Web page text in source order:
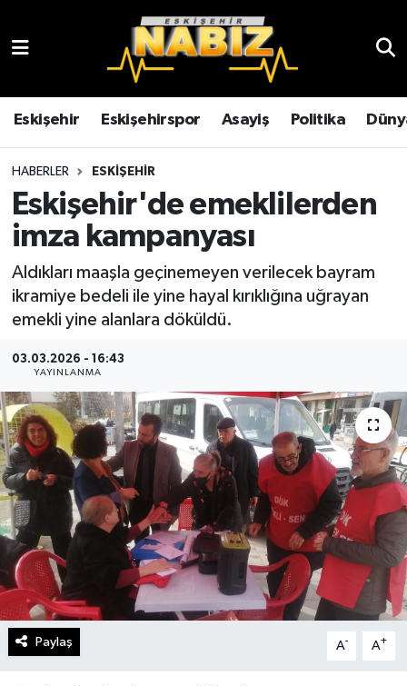
Eskişehir Eskişehirspor Asayiş Politika
HABERLER ESKIŞEHIR
Eskişehir'de emeklilerden
imza kampanyası
Aldıkları maaşla geçinemeyen verilecek bayram
ikramiye bedeli ile yine hayal kırıklığına uğrayan
emekli yine alanlara döküldü.
03.03.2026 - 16:43
YAYINLANMA
Paylaş A- A+
Çevre
Eğitim
Eskişehir
Genel
Gündem
Kültür Sanat
Magazin
Politika
Sağlık
Eskişehir Hava Durumu
Eskişehir Trafik Yoğunluk Haritası
TFF 3.Lig 4.Grup Puan Durumu ve Fikstür
Tüm Manşetler
Son Dakika Haberleri
Haber Arşivi